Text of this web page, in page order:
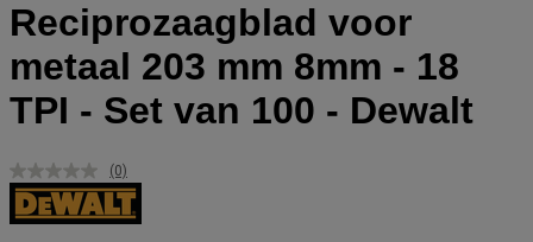
Reciprozaagblad voor
metaal 203 mm 8mm - 18
TPI - Set van 100 - Dewalt
Geen
scorewaarde.
Dezelfde
(0)